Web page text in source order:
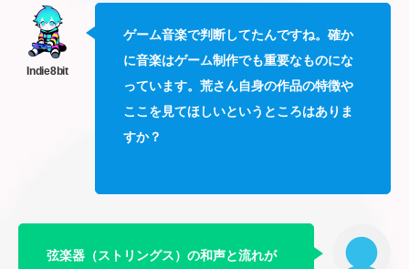
ゲーム音楽で判断してたんですね。確か
に音楽はゲーム制作でも重要なものにな
っています。荒さん自身の作品の特徴や
ここを見てほしいというところはありま
すか？
弦楽器（ストリングス）の和声と流れが